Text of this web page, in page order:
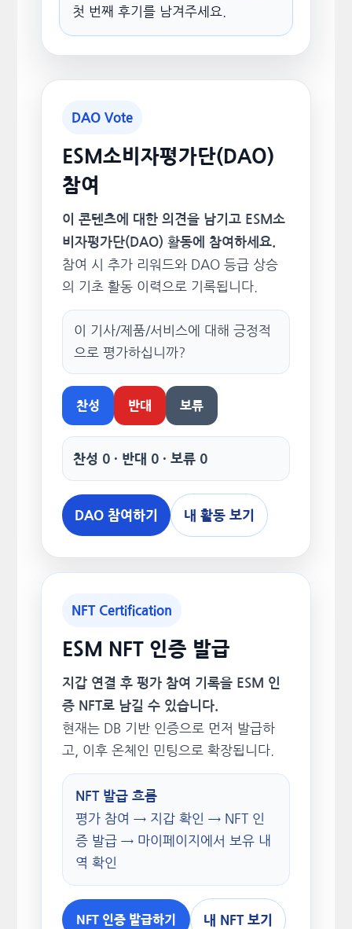
첫 번째 후기를 남겨주세요.
DAO Vote
ESM소비자평가단(DAO)
참여
이 콘텐츠에 대한 의견을 남기고 ESM소
비자평가단(DAO) 활동에 참여하세요.
참여 시 추가 리워드와 DAO 등급 상승
의 기초 활동 이력으로 기록됩니다.
이 기사/제품/서비스에 대해 긍정적
으로 평가하십니까?
찬성 반대 보류
찬성 0 · 반대 0 · 보류 0
DAO 참여하기 내 활동 보기
NFT Certification
ESM NFT 인증 발급
지갑 연결 후 평가 참여 기록을 ESM 인
증 NFT로 남길 수 있습니다.
현재는 DB 기반 인증으로 먼저 발급하
고, 이후 온체인 민팅으로 확장됩니다.
NFT 발급 흐름
평가 참여 → 지갑 확인 → NFT 인
증 발급 → 마이페이지에서 보유 내
역 확인
NFT 인증 발급하기 내 NFT 보기